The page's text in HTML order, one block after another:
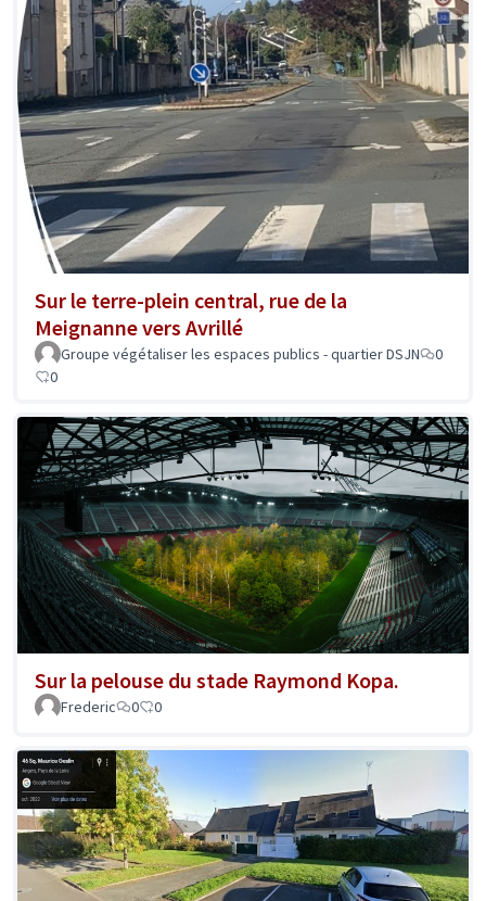
Sur le terre-plein central, rue de la
Meignanne vers Avrillé
Groupe végétaliser les espaces publics - quartier DSJN
0
0
Sur la pelouse du stade Raymond Kopa.
Frederic 0 0